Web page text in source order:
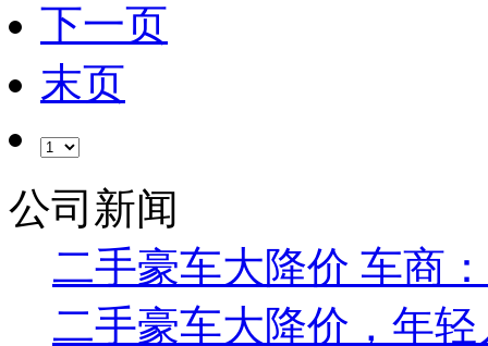
下一页
末页
公司新闻
二手豪车大降价 车商
二手豪车大降价，年